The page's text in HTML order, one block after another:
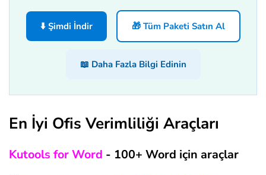
⬇️ Şimdi İndir 🎁 Tüm Paketi Satın Al
📖 Daha Fazla Bilgi Edinin
En İyi Ofis Verimliliği Araçları
Kutools for Word - 100+ Word için araçlar